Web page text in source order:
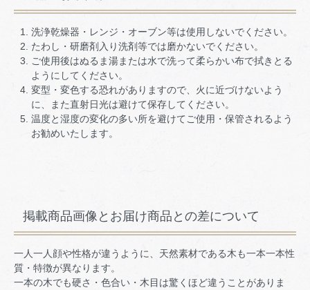
洗浄乾燥器・レンジ・オーブン等は使用しないでください。
たわし・研磨剤入り洗剤等では磨かないでください。
ご使用後はぬるま湯または水で洗って柔らかい布で拭きとる
ようにしてください。
変型・変色する恐れがありますので、火に近づけないよう
に、また直射日光は避けて保存してください。
温度と湿度の変化の多い所を避けてご使用・保管されるよう
お勧めいたします。
掲載商品画像とお届け商品との差について
一人一人顔や性格が違うように、天然素材である木も一本一本性
質・特徴が異なります。
一本の木でも硬さ・色合い・木目は驚くほど違うことがありま